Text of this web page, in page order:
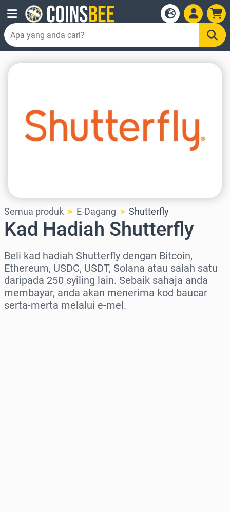
Semua produk E-Dagang Shutterfly
Kad Hadiah Shutterfly
Beli kad hadiah Shutterfly dengan Bitcoin,
Ethereum, USDC, USDT, Solana atau salah satu
daripada 250 syiling lain. Sebaik sahaja anda
membayar, anda akan menerima kod baucar
serta-merta melalui e-mel.